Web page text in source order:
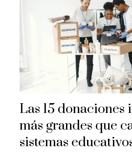
Las 15 donaciones
más grandes que
sistemas